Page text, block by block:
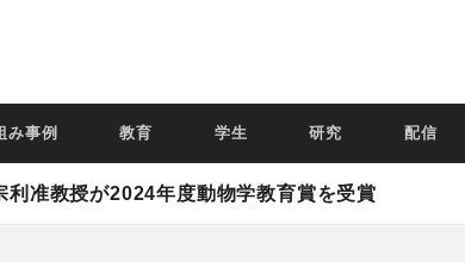
み事例 教育 学生 研究 配信
利准教授が2024年度動物学教育賞を受賞